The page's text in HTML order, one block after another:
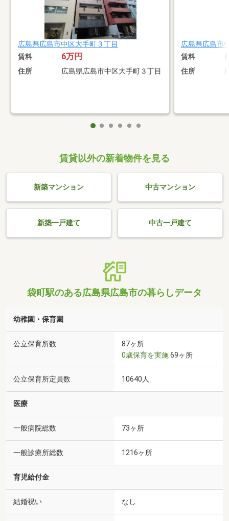
広島県広島市中区大手町３丁目
賃料 6万円
住所 広島県広島市中区大手町３丁目
広島県広島市
賃料
住所
賃貸以外の新着物件を見る
新築マンション 中古マンション
新築一戸建て 中古一戸建て
袋町駅のある広島県広島市の暮らしデータ
幼稚園・保育園
公立保育所数
87ヶ所
0歳保育を実施69ヶ所
公立保育所定員数 10640人
医療
一般病院総数 73ヶ所
一般診療所総数 1216ヶ所
育児給付金
結婚祝い なし